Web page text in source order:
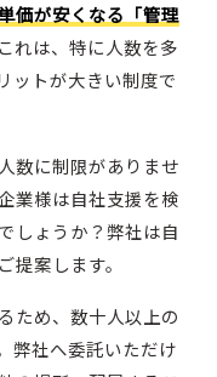
価が安くなる「管理
れは、特に人数を多
ットが大きい制度で
数に制限がありませ
業様は自社支援を検
しょうか？弊社は自
案します。
ため、数十人以上の
弊社へ委託いただけ